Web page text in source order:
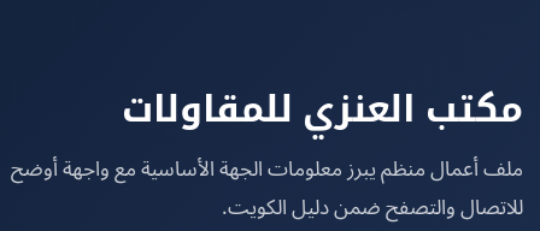
العنزي للمقاولات
منظم يبرز معلومات الجهة الأساسية مع واجهة أوضح
والتصفح ضمن دليل الكويت.